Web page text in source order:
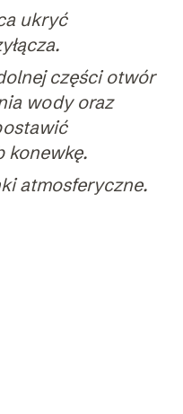
ukryć
części otwór
wody oraz
konewkę.
atmosferyczne.